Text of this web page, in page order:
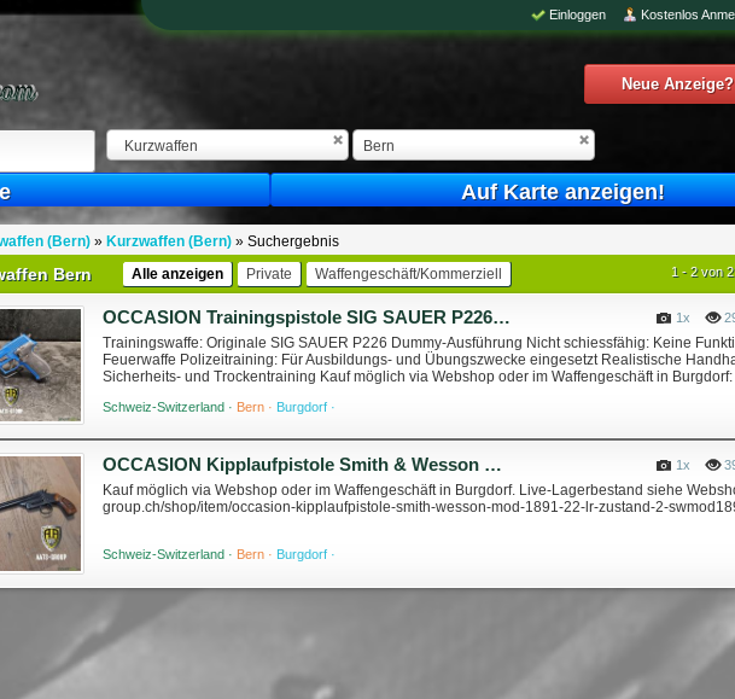
Kostenlos
Einloggen
Neue
Kurzwaffen Bern
Auf Karte anzeigen!
(Bern)» Kurzwaffen (Bern)» Suchergebnis
Bern Alle anzeigen Private Waffengeschäft/Kommerziell 1 - 2 von 2
OCCASION Trainingspistole SIG SAUER P226 (Dummy) - Zustand 1-2 1x
Trainingswaffe: Originale SIG SAUER P226 Dummy-Ausführung Nicht schiessfähig: Keine
Feuerwaffe Polizeitraining: Für Ausbildungs- und Übungszwecke eingesetzt Realistische
Sicherheits- und Trockentraining Kauf möglich via Webshop oder im Waffengeschäft in Burgdorf:
Schweiz-Switzerland · Bern · Burgdorf ·
OCCASION Kipplaufpistole Smith & Wesson Mod. 1891 .22 lr - Zustand 2 1x
Kauf möglich via Webshop oder im Waffengeschäft in Burgdorf. Live-Lagerbestand siehe
group.ch/shop/item/occasion-kipplaufpistole-smith-wesson-mod-1891-22-lr-zustand-2-
Schweiz-Switzerland · Bern · Burgdorf ·